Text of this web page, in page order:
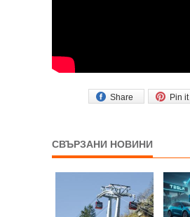
Pin it
Share
СВЪРЗАНИ НОВИНИ